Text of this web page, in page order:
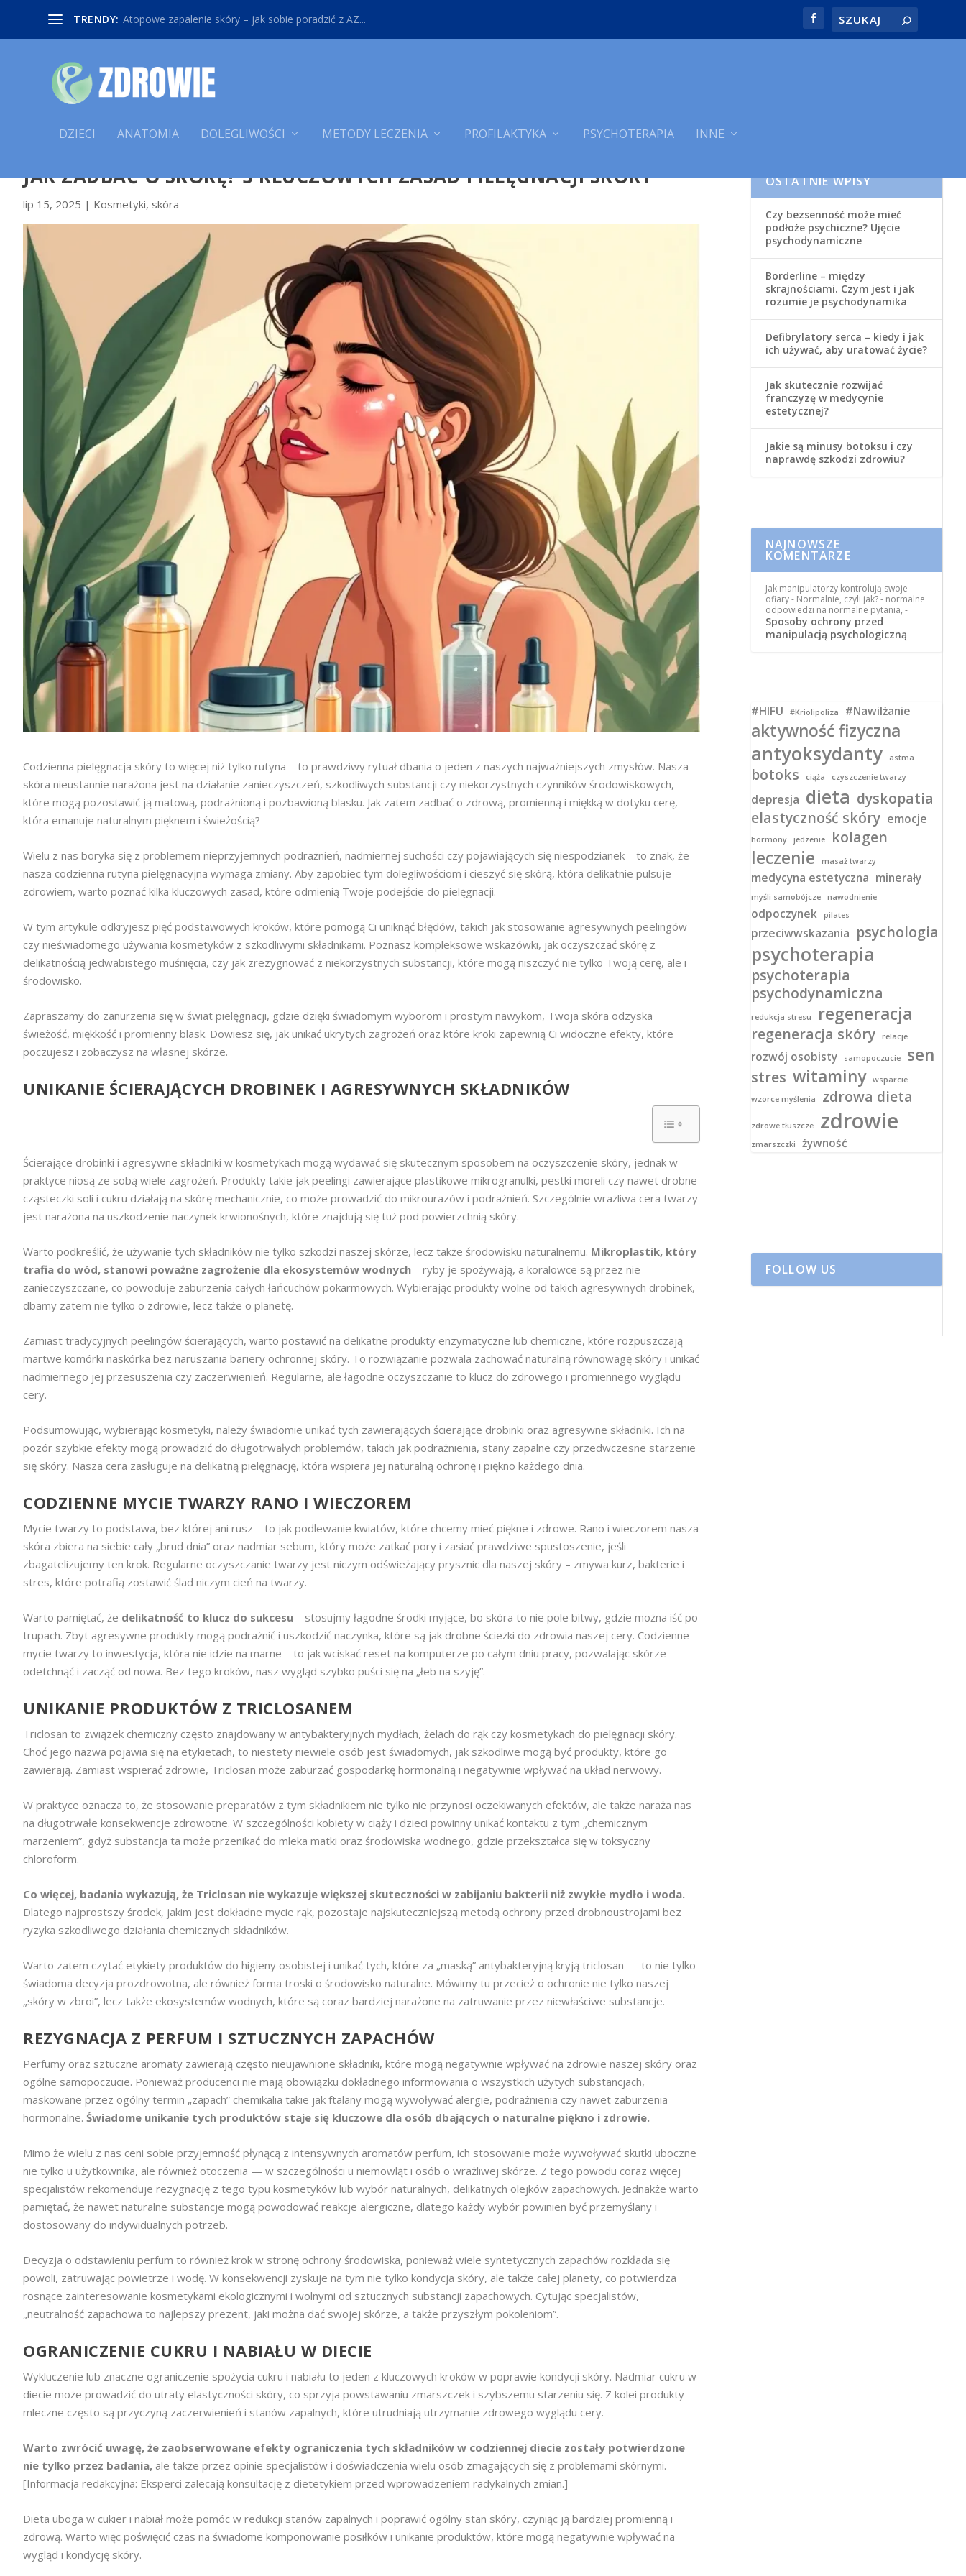
TRENDY: Atopowe zapalenie skóry – jak sobie poradzić z AZ...
DZIECI ANATOMIA DOLEGLIWOŚCI METODY LECZENIA PROFILAKTYKA PSYCHOTERAPIA INNE
JAK ZADBAĆ O SKÓRĘ? 5 KLUCZOWYCH ZASAD PIELĘGNACJI SKÓRY
lip 15, 2025 | Kosmetyki, skóra
Codzienna pielęgnacja skóry to więcej niż tylko rutyna – to prawdziwy rytuał dbania o jeden z naszych najważniejszych zmysłów. Nasza
skóra nieustannie narażona jest na działanie zanieczyszczeń, szkodliwych substancji czy niekorzystnych czynników środowiskowych,
które mogą pozostawić ją matową, podrażnioną i pozbawioną blasku. Jak zatem zadbać o zdrową, promienną i miękką w dotyku cerę,
która emanuje naturalnym pięknem i świeżością?
Wielu z nas boryka się z problemem nieprzyjemnych podrażnień, nadmiernej suchości czy pojawiających się niespodzianek – to znak, że
nasza codzienna rutyna pielęgnacyjna wymaga zmiany. Aby zapobiec tym dolegliwościom i cieszyć się skórą, która delikatnie pulsuje
zdrowiem, warto poznać kilka kluczowych zasad, które odmienią Twoje podejście do pielęgnacji.
W tym artykule odkryjesz pięć podstawowych kroków, które pomogą Ci uniknąć błędów, takich jak stosowanie agresywnych peelingów
czy nieświadomego używania kosmetyków z szkodliwymi składnikami. Poznasz kompleksowe wskazówki, jak oczyszczać skórę z
delikatnością jedwabistego muśnięcia, czy jak zrezygnować z niekorzystnych substancji, które mogą niszczyć nie tylko Twoją cerę, ale i
środowisko.
Zapraszamy do zanurzenia się w świat pielęgnacji, gdzie dzięki świadomym wyborom i prostym nawykom, Twoja skóra odzyska
świeżość, miękkość i promienny blask. Dowiesz się, jak unikać ukrytych zagrożeń oraz które kroki zapewnią Ci widoczne efekty, które
poczujesz i zobaczysz na własnej skórze.
UNIKANIE ŚCIERAJĄCYCH DROBINEK I AGRESYWNYCH SKŁADNIKÓW
Ścierające drobinki i agresywne składniki w kosmetykach mogą wydawać się skutecznym sposobem na oczyszczenie skóry, jednak w
praktyce niosą ze sobą wiele zagrożeń. Produkty takie jak peelingi zawierające plastikowe mikrogranulki, pestki moreli czy nawet drobne
cząsteczki soli i cukru działają na skórę mechanicznie, co może prowadzić do mikrourazów i podrażnień. Szczególnie wrażliwa cera twarzy
jest narażona na uszkodzenie naczynek krwionośnych, które znajdują się tuż pod powierzchnią skóry.
Warto podkreślić, że używanie tych składników nie tylko szkodzi naszej skórze, lecz także środowisku naturalnemu. Mikroplastik, który
trafia do wód, stanowi poważne zagrożenie dla ekosystemów wodnych – ryby je spożywają, a koralowce są przez nie
zanieczyszczane, co powoduje zaburzenia całych łańcuchów pokarmowych. Wybierając produkty wolne od takich agresywnych drobinek,
dbamy zatem nie tylko o zdrowie, lecz także o planetę.
Zamiast tradycyjnych peelingów ścierających, warto postawić na delikatne produkty enzymatyczne lub chemiczne, które rozpuszczają
martwe komórki naskórka bez naruszania bariery ochronnej skóry. To rozwiązanie pozwala zachować naturalną równowagę skóry i unikać
nadmiernego jej przesuszenia czy zaczerwienień. Regularne, ale łagodne oczyszczanie to klucz do zdrowego i promiennego wyglądu
cery.
Podsumowując, wybierając kosmetyki, należy świadomie unikać tych zawierających ścierające drobinki oraz agresywne składniki. Ich na
pozór szybkie efekty mogą prowadzić do długotrwałych problemów, takich jak podrażnienia, stany zapalne czy przedwczesne starzenie
się skóry. Nasza cera zasługuje na delikatną pielęgnację, która wspiera jej naturalną ochronę i piękno każdego dnia.
CODZIENNE MYCIE TWARZY RANO I WIECZOREM
Mycie twarzy to podstawa, bez której ani rusz – to jak podlewanie kwiatów, które chcemy mieć piękne i zdrowe. Rano i wieczorem nasza
skóra zbiera na siebie cały „brud dnia” oraz nadmiar sebum, który może zatkać pory i zasiać prawdziwe spustoszenie, jeśli
zbagatelizujemy ten krok. Regularne oczyszczanie twarzy jest niczym odświeżający prysznic dla naszej skóry – zmywa kurz, bakterie i
stres, które potrafią zostawić ślad niczym cień na twarzy.
Warto pamiętać, że delikatność to klucz do sukcesu – stosujmy łagodne środki myjące, bo skóra to nie pole bitwy, gdzie można iść po
trupach. Zbyt agresywne produkty mogą podrażnić i uszkodzić naczynka, które są jak drobne ścieżki do zdrowia naszej cery. Codzienne
mycie twarzy to inwestycja, która nie idzie na marne – to jak wciskać reset na komputerze po całym dniu pracy, pozwalając skórze
odetchnąć i zacząć od nowa. Bez tego kroków, nasz wygląd szybko puści się na „łeb na szyję”.
UNIKANIE PRODUKTÓW Z TRICLOSANEM
Triclosan to związek chemiczny często znajdowany w antybakteryjnych mydłach, żelach do rąk czy kosmetykach do pielęgnacji skóry.
Choć jego nazwa pojawia się na etykietach, to niestety niewiele osób jest świadomych, jak szkodliwe mogą być produkty, które go
zawierają. Zamiast wspierać zdrowie, Triclosan może zaburzać gospodarkę hormonalną i negatywnie wpływać na układ nerwowy.
W praktyce oznacza to, że stosowanie preparatów z tym składnikiem nie tylko nie przynosi oczekiwanych efektów, ale także naraża nas
na długotrwałe konsekwencje zdrowotne. W szczególności kobiety w ciąży i dzieci powinny unikać kontaktu z tym „chemicznym
marzeniem”, gdyż substancja ta może przenikać do mleka matki oraz środowiska wodnego, gdzie przekształca się w toksyczny
chloroform.
Co więcej, badania wykazują, że Triclosan nie wykazuje większej skuteczności w zabijaniu bakterii niż zwykłe mydło i woda.
Dlatego najprostszy środek, jakim jest dokładne mycie rąk, pozostaje najskuteczniejszą metodą ochrony przed drobnoustrojami bez
ryzyka szkodliwego działania chemicznych składników.
Warto zatem czytać etykiety produktów do higieny osobistej i unikać tych, które za „maską” antybakteryjną kryją triclosan — to nie tylko
świadoma decyzja prozdrowotna, ale również forma troski o środowisko naturalne. Mówimy tu przecież o ochronie nie tylko naszej
„skóry w zbroi”, lecz także ekosystemów wodnych, które są coraz bardziej narażone na zatruwanie przez niewłaściwe substancje.
REZYGNACJA Z PERFUM I SZTUCZNYCH ZAPACHÓW
Perfumy oraz sztuczne aromaty zawierają często nieujawnione składniki, które mogą negatywnie wpływać na zdrowie naszej skóry oraz
ogólne samopoczucie. Ponieważ producenci nie mają obowiązku dokładnego informowania o wszystkich użytych substancjach,
maskowane przez ogólny termin „zapach” chemikalia takie jak ftalany mogą wywoływać alergie, podrażnienia czy nawet zaburzenia
hormonalne. Świadome unikanie tych produktów staje się kluczowe dla osób dbających o naturalne piękno i zdrowie.
Mimo że wielu z nas ceni sobie przyjemność płynącą z intensywnych aromatów perfum, ich stosowanie może wywoływać skutki uboczne
nie tylko u użytkownika, ale również otoczenia — w szczególności u niemowląt i osób o wrażliwej skórze. Z tego powodu coraz więcej
specjalistów rekomenduje rezygnację z tego typu kosmetyków lub wybór naturalnych, delikatnych olejków zapachowych. Jednakże warto
pamiętać, że nawet naturalne substancje mogą powodować reakcje alergiczne, dlatego każdy wybór powinien być przemyślany i
dostosowany do indywidualnych potrzeb.
Decyzja o odstawieniu perfum to również krok w stronę ochrony środowiska, ponieważ wiele syntetycznych zapachów rozkłada się
powoli, zatruwając powietrze i wodę. W konsekwencji zyskuje na tym nie tylko kondycja skóry, ale także całej planety, co potwierdza
rosnące zainteresowanie kosmetykami ekologicznymi i wolnymi od sztucznych substancji zapachowych. Cytując specjalistów,
„neutralność zapachowa to najlepszy prezent, jaki można dać swojej skórze, a także przyszłym pokoleniom”.
OGRANICZENIE CUKRU I NABIAŁU W DIECIE
Wykluczenie lub znaczne ograniczenie spożycia cukru i nabiału to jeden z kluczowych kroków w poprawie kondycji skóry. Nadmiar cukru w
diecie może prowadzić do utraty elastyczności skóry, co sprzyja powstawaniu zmarszczek i szybszemu starzeniu się. Z kolei produkty
mleczne często są przyczyną zaczerwienień i stanów zapalnych, które utrudniają utrzymanie zdrowego wyglądu cery.
Warto zwrócić uwagę, że zaobserwowane efekty ograniczenia tych składników w codziennej diecie zostały potwierdzone
nie tylko przez badania, ale także przez opinie specjalistów i doświadczenia wielu osób zmagających się z problemami skórnymi.
[Informacja redakcyjna: Eksperci zalecają konsultację z dietetykiem przed wprowadzeniem radykalnych zmian.]
Dieta uboga w cukier i nabiał może pomóc w redukcji stanów zapalnych i poprawić ogólny stan skóry, czyniąc ją bardziej promienną i
zdrową. Warto więc poświęcić czas na świadome komponowanie posiłków i unikanie produktów, które mogą negatywnie wpływać na
wygląd i kondycję skóry.
OSTATNIE WPISY
Czy bezsenność może mieć
podłoże psychiczne? Ujęcie
psychodynamiczne
Borderline – między
skrajnościami. Czym jest i jak
rozumie je psychodynamika
Defibrylatory serca – kiedy i jak
ich używać, aby uratować życie?
Jak skutecznie rozwijać
franczyzę w medycynie
estetycznej?
Jakie są minusy botoksu i czy
naprawdę szkodzi zdrowiu?
NAJNOWSZE
KOMENTARZE
Jak manipulatorzy kontrolują swoje
ofiary - Normalnie, czyli jak? - normalne
odpowiedzi na normalne pytania, -
Sposoby ochrony przed
manipulacją psychologiczną
#HIFU #Kriolipoliza #Nawilżanie
aktywność fizyczna
antyoksydanty astma
botoks ciąża czyszczenie twarzy
depresja dieta dyskopatia
elastyczność skóry emocje
hormony jedzenie kolagen
leczenie masaż twarzy
medycyna estetyczna minerały
myśli samobójcze nawodnienie
odpoczynek pilates
przeciwwskazania psychologia
psychoterapia
psychoterapia
psychodynamiczna
redukcja stresu regeneracja
regeneracja skóry relacje
rozwój osobisty samopoczucie sen
stres witaminy
wsparcie
wzorce myślenia
zdrowa dieta
zdrowe tłuszcze zdrowie
zmarszczki żywność
FOLLOW US